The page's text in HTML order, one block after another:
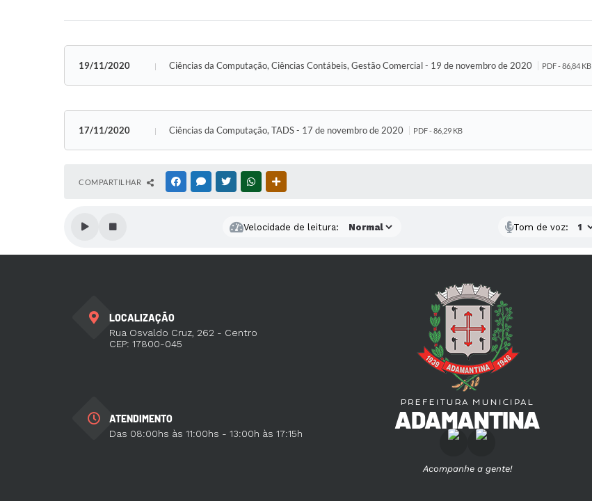
19/11/2020 Ciências da Computação, Ciências Contábeis, Gestão Comercial - 19 de novembro de 2020 PDF - 86,84 KB
17/11/2020 Ciências da Computação, TADS - 17 de novembro de 2020 PDF - 86,29 KB
COMPARTILHAR FACEBOOKMESSENGER
TWITTERWHATSAPP
Velocidade de leitura: Tom de voz:
Acompanhe a gente!
LOCALIZAÇÃO
Rua Osvaldo Cruz, 262 - Centro
CEP: 17800-045
ATENDIMENTO
Das 08:00hs às 11:00hs - 13:00h às 17:15h